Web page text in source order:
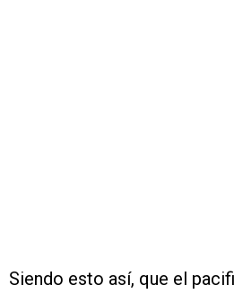
Siendo esto así, que el